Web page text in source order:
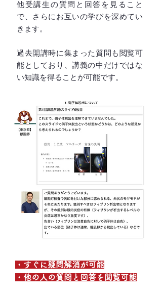
他受講生の質問と回答を見ること
で、さらにお互いの学びを深めてい
きます。
過去開講時に集まった質問も閲覧可
能としており、講義の中だけではな
い知識を得ることが可能です。
・すぐに疑問解消が可能
・他の人の質問と回答を閲覧可能